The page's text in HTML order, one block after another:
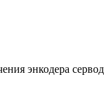
энкодера